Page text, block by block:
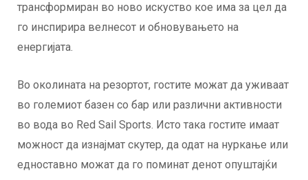
трансформиран во ново искуство кое има за цел да
го инспирира велнесот и обновувањето на
енергијата.
Во околината на резортот, гостите можат да уживаат
во големиот базен со бар или различни активности
во вода во Red Sail Sports. Исто така гостите имаат
можност да изнајмат скутер, да одат на нуркање или
едноставно можат да го поминат денот опуштајќи